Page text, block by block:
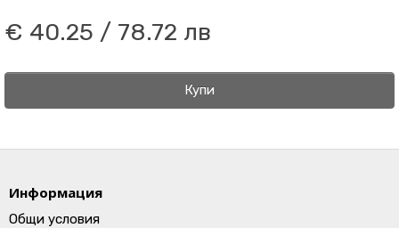
€ 40.25 / 78.72 лв
Купи
Информация
Общи условия